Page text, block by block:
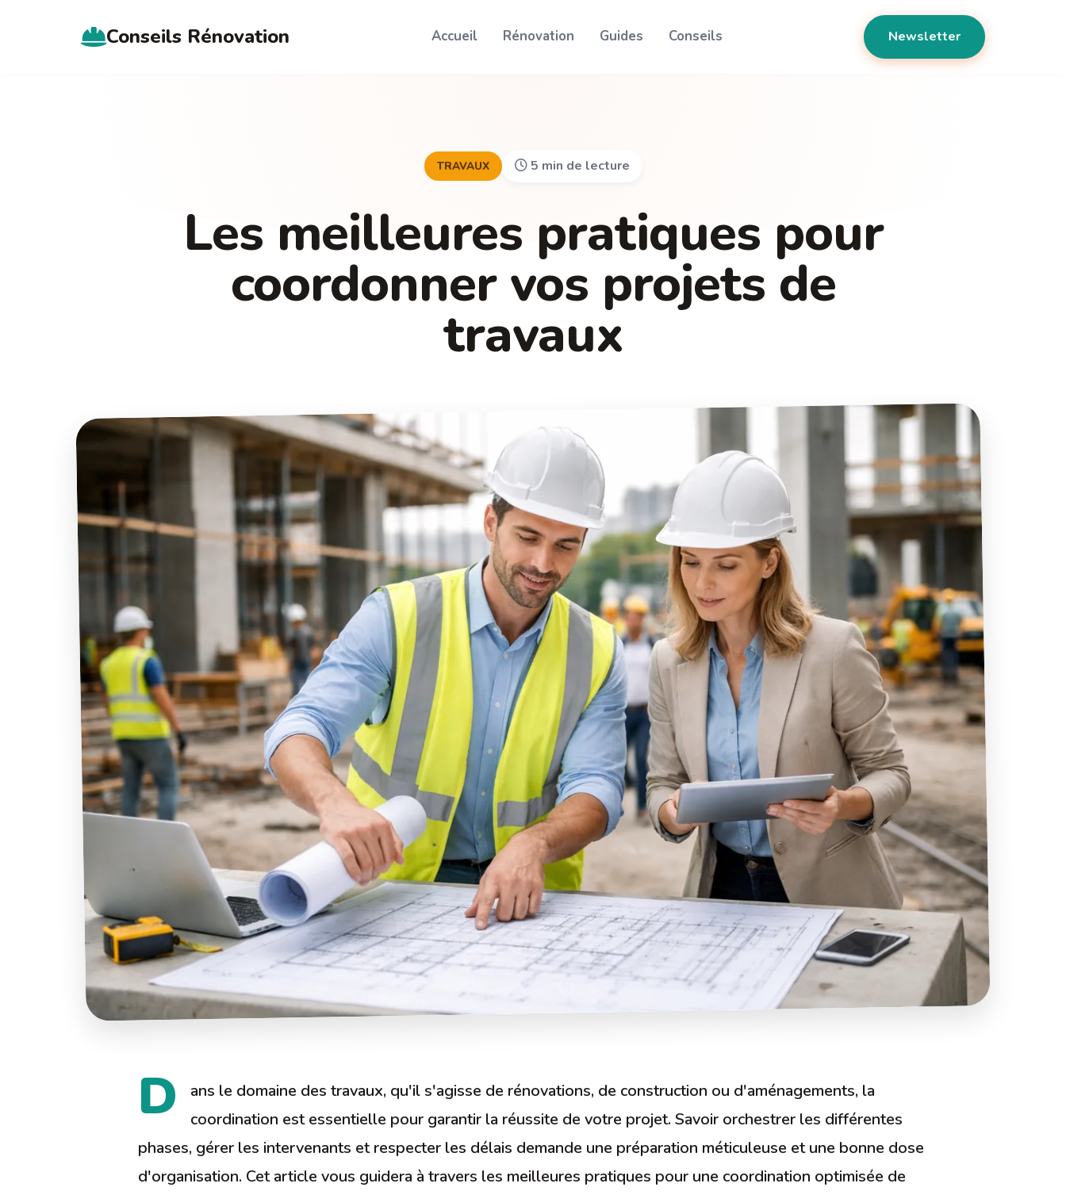
Conseils Rénovation Accueil Rénovation Guides Conseils Newsletter
TRAVAUX 5 min de lecture
Les meilleures pratiques pour
coordonner vos projets de
travaux
D
ans le domaine des travaux, qu'il s'agisse de rénovations, de construction ou d'aménagements, la
coordination est essentielle pour garantir la réussite de votre projet. Savoir orchestrer les différentes
phases, gérer les intervenants et respecter les délais demande une préparation méticuleuse et une bonne dose
d'organisation. Cet article vous guidera à travers les meilleures pratiques pour une coordination optimisée de